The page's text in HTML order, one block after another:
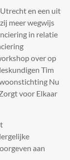
en een uit
meer wegwijs
in relatie
over op
Tim
Nu
voor Elkaar
aan